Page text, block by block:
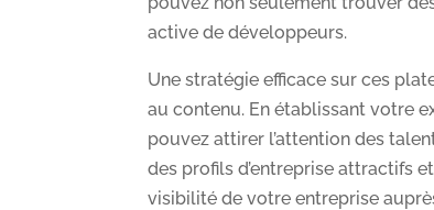
active de développeurs.
Une stratégie efficace sur ces
au contenu. En établissant votre
pouvez attirer l’attention des
des profils d’entreprise attractifs
visibilité de votre entreprise